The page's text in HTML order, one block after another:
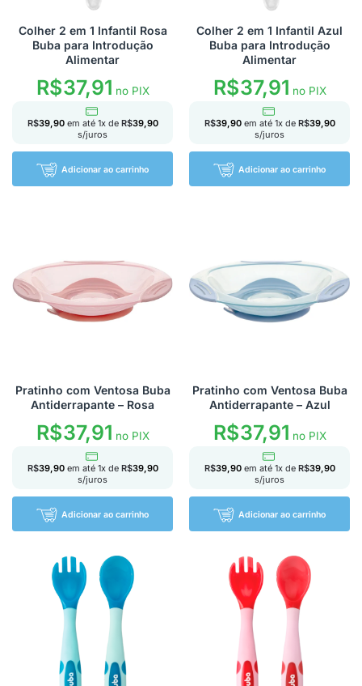
Colher 2 em 1 Infantil Rosa
Buba para Introdução
Alimentar
R$37,91 no PIX
R$39,90 em até 1x de R$39,90
s/juros
Adicionar ao carrinho
Colher 2 em 1 Infantil Azul
Buba para Introdução
Alimentar
R$37,91 no PIX
R$39,90 em até 1x de R$39,90
s/juros
Adicionar ao carrinho
Pratinho com Ventosa Buba
Antiderrapante – Rosa
R$37,91 no PIX
R$39,90 em até 1x de R$39,90
s/juros
Adicionar ao carrinho
Pratinho com Ventosa Buba
Antiderrapante – Azul
R$37,91 no PIX
R$39,90 em até 1x de R$39,90
s/juros
Adicionar ao carrinho